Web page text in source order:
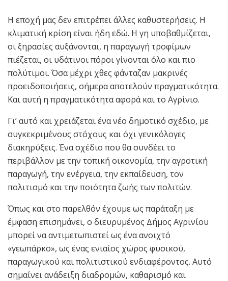
Η εποχή μας δεν επιτρέπει άλλες καθυστερήσεις. Η
κλιματική κρίση είναι ήδη εδώ. Η γη υποβαθμίζεται,
οι ξηρασίες αυξάνονται, η παραγωγή τροφίμων
πιέζεται, οι υδάτινοι πόροι γίνονται όλο και πιο
πολύτιμοι. Όσα μέχρι χθες φάνταζαν μακρινές
προειδοποιήσεις, σήμερα αποτελούν πραγματικότητα.
Και αυτή η πραγματικότητα αφορά και το Αγρίνιο.
Γι’ αυτό και χρειάζεται ένα νέο δημοτικό σχέδιο, με
συγκεκριμένους στόχους και όχι γενικόλογες
διακηρύξεις. Ένα σχέδιο που θα συνδέει το
περιβάλλον με την τοπική οικονομία, την αγροτική
παραγωγή, την ενέργεια, την εκπαίδευση, τον
πολιτισμό και την ποιότητα ζωής των πολιτών.
Όπως και στο παρελθόν έχουμε ως παράταξη με
έμφαση επισημάνει, ο διευρυμένος Δήμος Αγρινίου
μπορεί να αντιμετωπιστεί ως ένα ανοιχτό
«γεωπάρκο», ως ένας ενιαίος χώρος φυσικού,
παραγωγικού και πολιτιστικού ενδιαφέροντος. Αυτό
σημαίνει ανάδειξη διαδρομών, καθαρισμό και